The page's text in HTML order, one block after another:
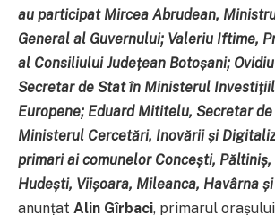
au participat Mircea Abrudean,
General al Guvernului; Valeriu Iftime,
al Consiliului Județean Botoșani;
Secretar de Stat în Ministerul
Europene; Eduard Mititelu, Secretar
Ministerul Cercetări, Inovării și
primari ai comunelor Concești, Păltiniș,
Hudești, Viișoara, Mileanca, Havârna
anunțat Alin Gîrbaci, primarul